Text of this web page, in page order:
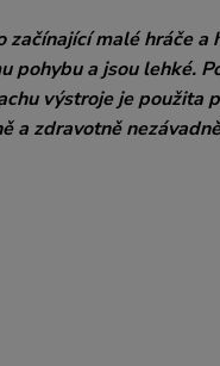
malé hráče a
pohybu a jsou lehké.
výstroje je
a zdravotně